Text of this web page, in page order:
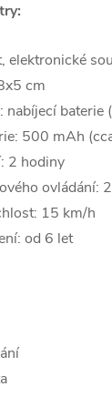
elektronické
cm
nabíjecí
500 mAh
2 hodiny
ovládání:
15 km/h
od 6 let